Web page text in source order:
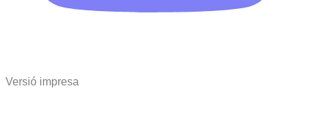
Versió impresa